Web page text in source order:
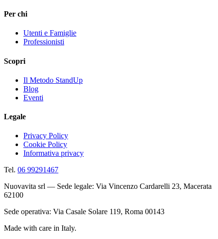
Per chi
Utenti e Famiglie
Professionisti
Scopri
Il Metodo StandUp
Blog
Eventi
Legale
Privacy Policy
Cookie Policy
Informativa privacy
Tel. 06 99291467
Nuovavita srl — Sede legale: Via Vincenzo Cardarelli 23, Macerata
62100
Sede operativa: Via Casale Solare 119, Roma 00143
Made with care in Italy.